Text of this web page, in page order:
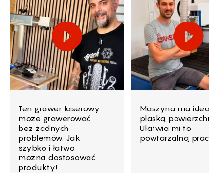
Ten grawer laserowy
może grawerować
bez żadnych
problemów. Jak
szybko i łatwo
można dostosować
produkty!
Maszyna ma
płaską
Ułatwia mi to
powtarzalną pracę!